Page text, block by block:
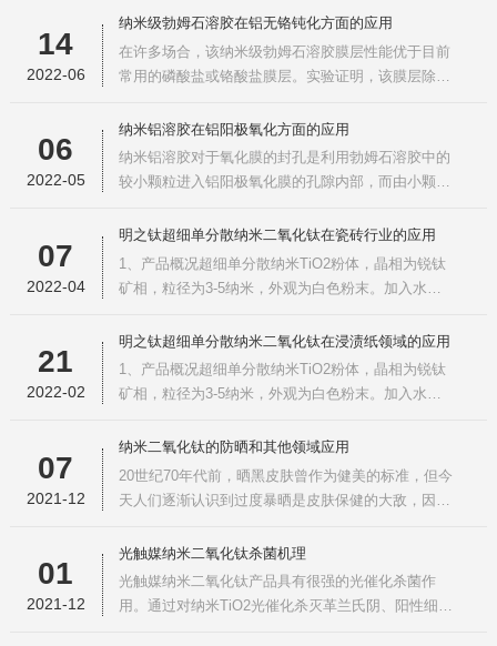
小的颗粒的时候出现的一种散射现象。我们地球上的
可见光是由360纳米~830纳米的蓝-红光组合而成，于
是，我们看到的天空就呈现出蓝色（蓝光波长短）。
14
2022-06
纳米级勃姆石溶胶在铝无铬钝化方面的应用
在许多场合，该纳米级勃姆石溶胶膜层性能优于目前
常用的磷酸盐或铬酸盐膜层。实验证明，该膜层除了
橡胶和粘结剂有良好的粘合性能。当勃姆石溶胶黏度
低于5.6ｍPa/s，且溶胶粒度小于100nm时，溶胶涂
层与漆膜的干结合力合格。所以在铝表面处理中，经
06
2022-05
纳米铝溶胶在铝阳极氧化方面的应用
纳米铝溶胶对于氧化膜的封孔是利用勃姆石溶胶中的
较小颗粒进入铝阳极氧化膜的孔隙内部，而由小颗粒
化膜经过干燥排除氧化膜中的水分，并于氧化膜表层
形成耐腐蚀性较强的溶胶-凝胶膜层。因而含有溶胶-
凝胶膜层的勃姆石溶胶封孔膜的耐酸性较好。（1）
07
2022-04
明之钛超细单分散纳米二氧化钛在瓷砖行业的应用
1、产品概况超细单分散纳米TiO2粉体，晶相为锐钛
矿相，粒径为3-5纳米，外观为白色粉末。加入水中
催化效率是竟品的10倍，用于分解甲醛、苯、TVOC
等空气污染物，具备优异的杀菌消毒、自清洁功效。
第三方机构鉴定本产品安全性高、无毒性，可放心使
21
2022-02
明之钛超细单分散纳米二氧化钛在浸渍纸领域的应用
1、产品概况超细单分散纳米TiO2粉体，晶相为锐钛
矿相，粒径为3-5纳米，外观为白色粉末。加入水中
催化效率是竟品的10倍，用于分解甲醛、苯、TVOC
等空气污染物，具备优异的杀菌消毒、自清洁功效。
第三方机构鉴定本产品安全性高、无毒性，可放心使
07
2021-12
纳米二氧化钛的防晒和其他领域应用
20世纪70年代前，晒黑皮肤曾作为健美的标准，但今
天人们逐渐认识到过度暴晒是皮肤保健的大敌，因此
纳米二氧化钛由于无毒、对皮肤无刺激、热稳定性好
高温不分解等优势而鹤立鸡群。据预测，在化妆品领
域，日本每年作为防晒隔离剂、彩妆粉底和口红等产
01
2021-12
光触媒纳米二氧化钛杀菌机理
光触媒纳米二氧化钛产品具有很强的光催化杀菌作
用。通过对纳米TiO2光催化杀灭革兰氏阴、阳性细菌